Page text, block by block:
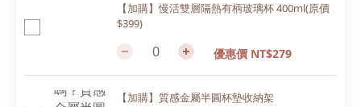
【加購】慢活雙層隔熱有柄玻璃杯 400ml(原價
$399)
優惠價 NT$279
【加購】質感金屬半圓杯墊收納架